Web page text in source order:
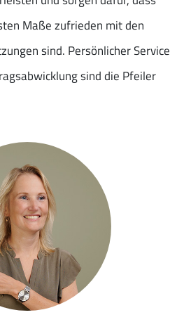
Maße zufrieden mit den
sind. Persönlicher Service
sind die Pfeiler